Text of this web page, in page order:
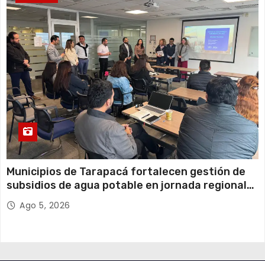
Municipios de Tarapacá fortalecen gestión de
subsidios de agua potable en jornada regional
organizada por Aguas del Altiplano y ANDESS
Ago 5, 2026